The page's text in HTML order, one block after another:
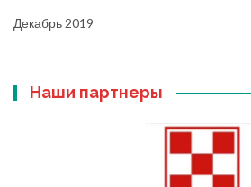
Декабрь 2019
Наши партнеры